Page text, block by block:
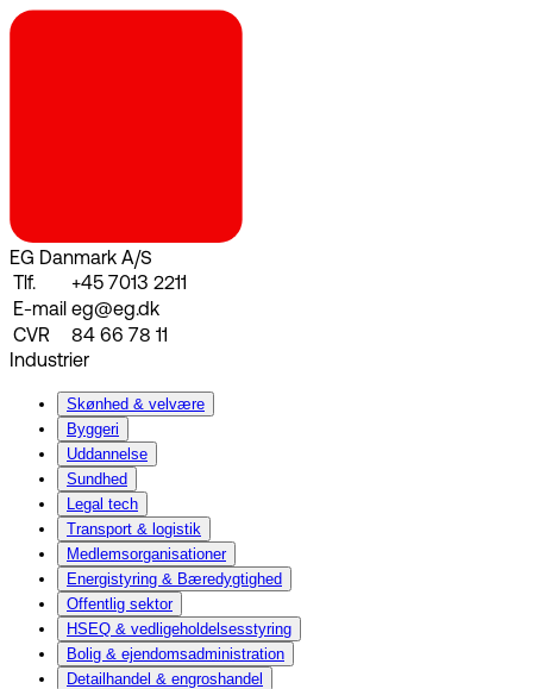
EG Danmark A/S
Tlf.
+45 7013 2211
E-mail eg@eg.dk
CVR
84 66 78 11
Industrier
Skønhed & velvære
Byggeri
Uddannelse
Sundhed
Legal tech
Transport & logistik
Medlemsorganisationer
Energistyring & Bæredygtighed
Offentlig sektor
HSEQ & vedligeholdelsesstyring
Bolig & ejendomsadministration
Detailhandel & engroshandel